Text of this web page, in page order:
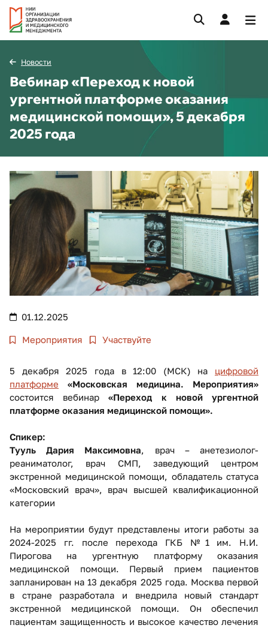
Новости
Вебинар «Переход к новой
ургентной платформе оказания
медицинской помощи», 5 декабря
2025 года
01.12.2025
Мероприятия Участвуйте
5 декабря 2025 года в 12:00 (МСК) на цифровой
платформе
«Московская медицина. Мероприятия»
состоится вебинар«Переход к новой ургентной
платформе оказания медицинской помощи».
Спикер:
Тууль Дария Максимовна, врач – анетезиолог-
реаниматолог, врач СМП, заведующий центром
экстренной медицинской помощи, обладатель статуса
«Московский врач», врач высшей квалификационной
категории
На мероприятии будут представлены итоги работы за
2024-2025 гг. после перехода ГКБ №1 им. Н.И.
Пирогова на ургентную платформу оказания
медицинской помощи. Первый прием пациентов
запланирован на 13 декабря 2025 года. Москва первой
в стране разработала и внедрила новый стандарт
экстренной медицинской помощи. Он обеспечил
пациентам защищенность и высокое качество лечения